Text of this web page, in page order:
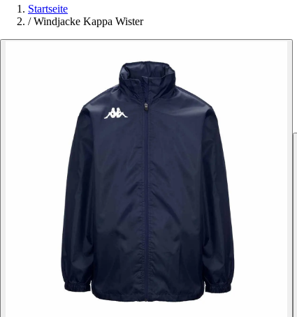
Startseite
/ Windjacke Kappa Wister